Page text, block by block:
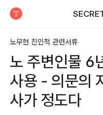
노무현 친인척 관련서류
노 주변인물 6
사용 - 의문의
사가 정도다